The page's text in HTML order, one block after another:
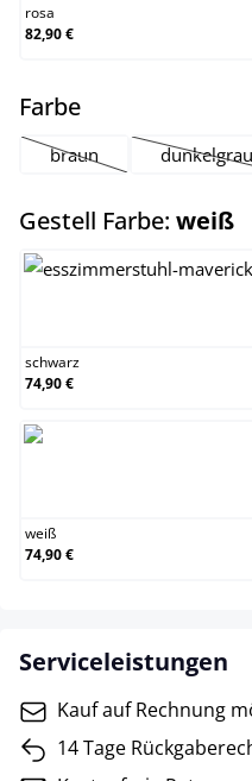
rosa
82,90 €
Farbeauswählen
braun
(Diese Option ist zurzeit
dunkelgrau
Gestell Farbe: weiß
schwarz
74,90 €
weiß
74,90 €
Serviceleistungen
Kauf auf Rechnung
14 Tage